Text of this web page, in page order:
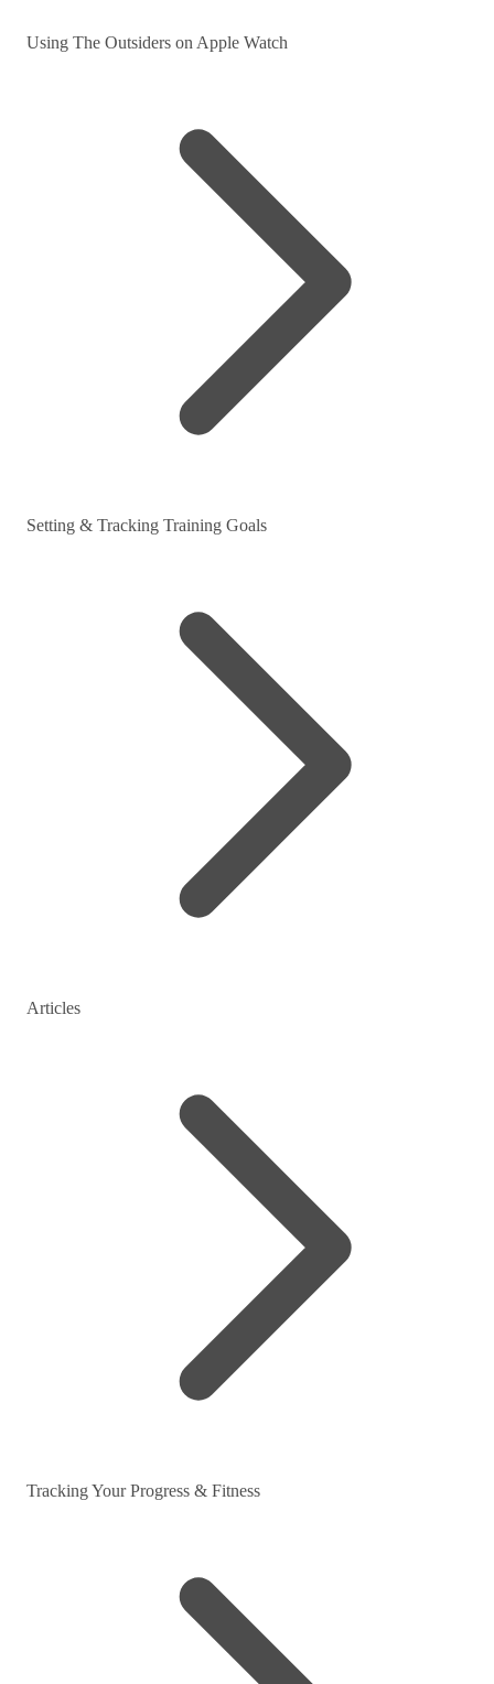
Using The Outsiders on Apple Watch
Setting & Tracking Training Goals
Articles
Tracking Your Progress & Fitness